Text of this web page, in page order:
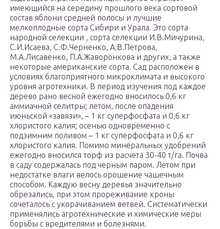
имеющийся на середину прошлого века сортовой
состав яблони средней полосы и лучшие
мелкоплодные сорта Сибири и Урала. Это сорта
народной селекции , сорта селекции И.В.Мичурина,
С.И.Исаева, С.Ф.Черненко, А.В.Петрова,
М.А.Лисавенко, П.А.Жаворонкова и других, а также
некоторые американские сорта. Сад расположен в
условиях благоприятного микроклимата и высокого
уровня агротехники. В период изучения под каждое
дерево рано весной ежегодно вносилось 0,6 кг
аммиачной селитры; летом, после опадения
июньской «завязи», – 1 кг суперфосфата и 0,6 кг
хлористого калия; осенью одновременно с
подзимним поливом – 1 кг суперфосфата и 0,6 кг
хлористого калия. Помимо минеральных удобрений
ежегодно вносился торф из расчета 30-40 т/га. Почва
в саду содержалась под черным паром. Летом при
недостатке влаги велось орошение чашечным
способом. Каждую весну деревья значительно
обрезались, при этом прореживание кроны
сочеталось с укорачиванием ветвей. Систематически
применялись агротехнические и химические меры
борьбы с вредителями и болезнями.